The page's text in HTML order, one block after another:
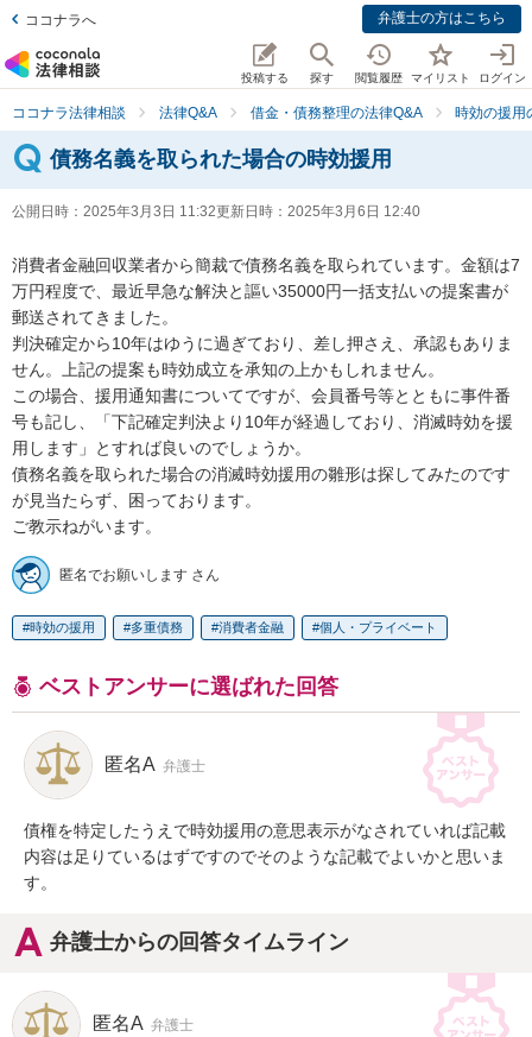
ココナラへ 弁護士の方はこちら
投稿する 探す 閲覧履歴 マイリスト ログイン
ココナラ法律相談 法律Q&A 借金・債務整理の法律Q&A 時効の援用
債務名義を取られた場合の時効援用
公開日時： 2025年3月3日 11:32更新日時： 2025年3月6日 12:40
消費者金融回収業者から簡裁で債務名義を取られています。金額は7
万円程度で、最近早急な解決と謳い35000円一括支払いの提案書が
郵送されてきました。
判決確定から10年はゆうに過ぎており、差し押さえ、承認もありま
せん。上記の提案も時効成立を承知の上かもしれません。
この場合、援用通知書についてですが、会員番号等とともに事件番
号も記し、「下記確定判決より10年が経過しており、消滅時効を援
用します」とすれば良いのでしょうか。
債務名義を取られた場合の消滅時効援用の雛形は探してみたのです
が見当たらず、困っております。
ご教示ねがいます。
匿名でお願いします さん
時効の援用 多重債務 消費者金融 個人・プライベート
ベストアンサーに選ばれた回答
匿名A 弁護士
債権を特定したうえで時効援用の意思表示がなされていれば記載
内容は足りているはずですのでそのような記載でよいかと思いま
す。
弁護士からの回答タイムライン
匿名A 弁護士